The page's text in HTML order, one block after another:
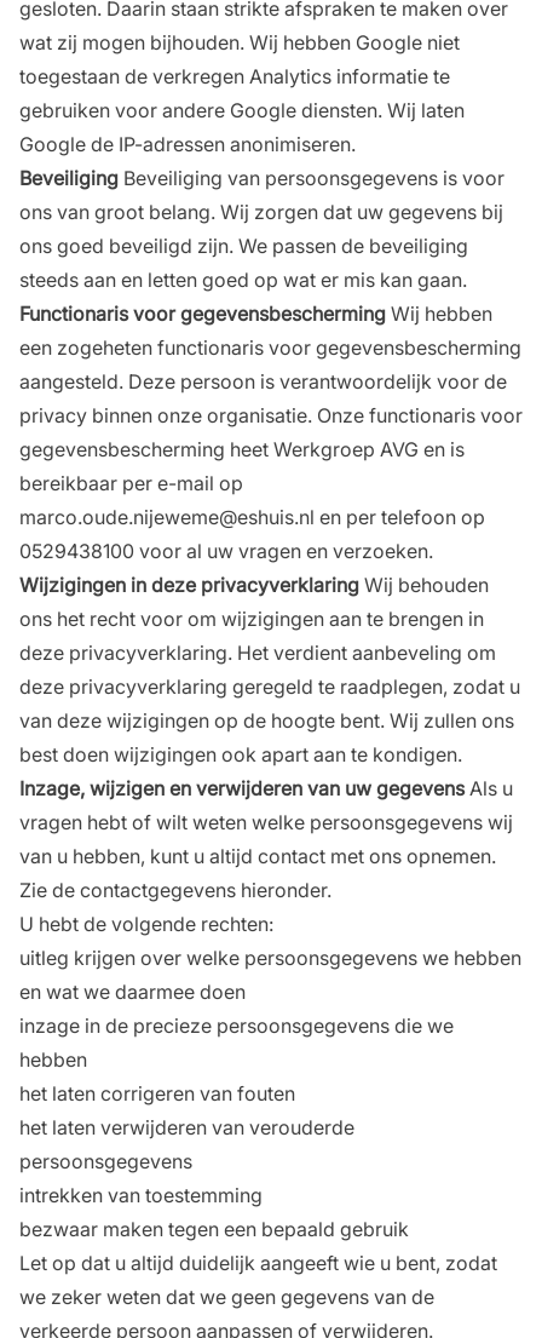
gesloten. Daarin staan strikte afspraken te maken over
wat zij mogen bijhouden. Wij hebben Google niet
toegestaan de verkregen Analytics informatie te
gebruiken voor andere Google diensten. Wij laten
Google de IP-adressen anonimiseren.
Beveiliging Beveiliging van persoonsgegevens is voor
ons van groot belang. Wij zorgen dat uw gegevens bij
ons goed beveiligd zijn. We passen de beveiliging
steeds aan en letten goed op wat er mis kan gaan.
Functionaris voor gegevensbescherming Wij hebben
een zogeheten functionaris voor gegevensbescherming
aangesteld. Deze persoon is verantwoordelijk voor de
privacy binnen onze organisatie. Onze functionaris voor
gegevensbescherming heet Werkgroep AVG en is
bereikbaar per e-mail op
marco.oude.nijeweme@eshuis.nl en per telefoon op
0529438100 voor al uw vragen en verzoeken.
Wijzigingen in deze privacyverklaring Wij behouden
ons het recht voor om wijzigingen aan te brengen in
deze privacyverklaring. Het verdient aanbeveling om
deze privacyverklaring geregeld te raadplegen, zodat u
van deze wijzigingen op de hoogte bent. Wij zullen ons
best doen wijzigingen ook apart aan te kondigen.
Inzage, wijzigen en verwijderen van uw gegevensAls u
vragen hebt of wilt weten welke persoonsgegevens wij
van u hebben, kunt u altijd contact met ons opnemen.
Zie de contactgegevens hieronder.
U hebt de volgende rechten:
uitleg krijgen over welke persoonsgegevens we hebben
en wat we daarmee doen
inzage in de precieze persoonsgegevens die we
hebben
het laten corrigeren van fouten
het laten verwijderen van verouderde
persoonsgegevens
intrekken van toestemming
bezwaar maken tegen een bepaald gebruik
Let op dat u altijd duidelijk aangeeft wie u bent, zodat
we zeker weten dat we geen gegevens van de
verkeerde persoon aanpassen of verwijderen.